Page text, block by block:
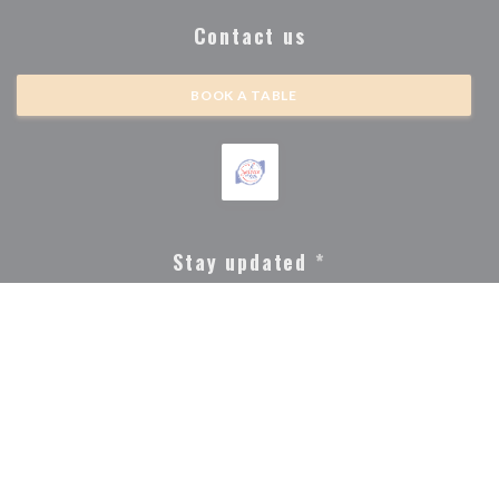
Contact us
BOOK A TABLE
Stay updated *